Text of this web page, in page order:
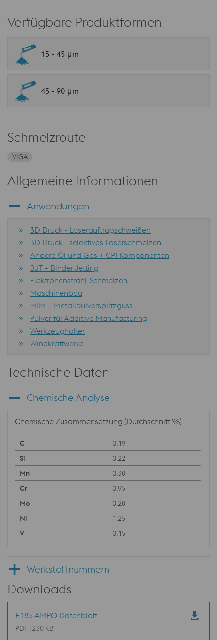
Verfügbare Produktformen
15 - 45 μm
45 - 90 μm
Schmelzroute
VIGA
Allgemeine Informationen
Anwendungen
3D Druck - Laserauftragschweißen
3D Druck - selektives Laserschmelzen
Andere Öl und Gas + CPI Komponenten
BJT – Binder Jetting
Elektronenstrahl-Schmelzen
Maschinenbau
MIM – Metallpulverspritzguss
Pulver für Additive Manufacturing
Werkzeughalter
Windkraftwerke
Technische Daten
Chemische Analyse
Chemische Zusammensetzung (Durchschnitt %)
0,19
0,22
0,30
0,95
0,20
1,25
0,15
Werkstoffnummern
Downloads
E185 AMPO Datenblatt
PDF | 230 KB